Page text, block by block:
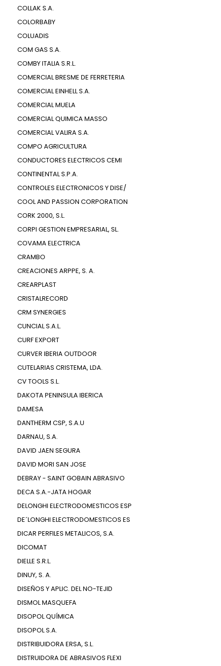
COLLAK S.A.
COLORBABY
COLUADIS
COM GAS S.A.
COMBY ITALIA S.R.L.
COMERCIAL BRESME DE FERRETERIA
COMERCIAL EINHELL S.A.
COMERCIAL MUELA
COMERCIAL QUIMICA MASSO
COMERCIAL VALIRA S.A.
COMPO AGRICULTURA
CONDUCTORES ELECTRICOS CEMI
CONTINENTAL S.P.A.
CONTROLES ELECTRONICOS Y DISE/
COOL AND PASSION CORPORATION
CORK 2000, S.L.
CORPI GESTION EMPRESARIAL, SL.
COVAMA ELECTRICA
CRAMBO
CREACIONES ARPPE, S. A.
CREARPLAST
CRISTALRECORD
CRM SYNERGIES
CUNCIAL S.A.L.
CURF EXPORT
CURVER IBERIA OUTDOOR
CUTELARIAS CRISTEMA, LDA.
CV TOOLS S.L.
DAKOTA PENINSULA IBERICA
DAMESA
DANTHERM CSP, S.A.U
DARNAU, S.A.
DAVID JAEN SEGURA
DAVID MORI SAN JOSE
DEBRAY - SAINT GOBAIN ABRASIVO
DECA S.A.-JATA HOGAR
DELONGHI ELECTRODOMESTICOS ESP
DE´LONGHI ELECTRODOMESTICOS ES
DICAR PERFILES METALICOS, S.A.
DICOMAT
DIELLE S.R.L.
DINUY, S. A.
DISEÑOS Y APLIC. DEL NO-TEJID
DISMOL MASQUEFA
DISOPOL QUÍMICA
DISOPOL S.A.
DISTRIBUIDORA ERSA, S.L.
DISTRUIDORA DE ABRASIVOS FLEXI